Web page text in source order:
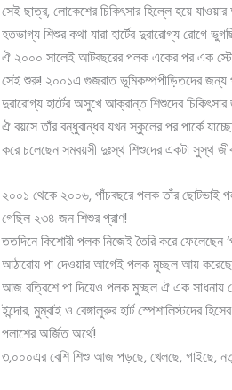
সেই ছাত্র, লোকেশের চিকিৎসার হিল্লে হয়ে
হতভাগ্য শিশুর কথা যারা হার্টের দুরারোগ্য রোগে
ঐ ২০০০ সালেই আটবছরের পলক একের পর এক
সেই শুরু! ২০০১এ গুজরাত ভূমিকম্পপীড়িতদের জন্য
দুরারোগ্য হার্টের অসুখে আক্রান্ত শিশুদের
ঐ বয়সে তাঁর বন্ধুবান্ধব যখন স্কুলের পর পার্কে
করে চলেছেন সমবয়সী দুঃস্থ শিশুদের একটা সুস্থ
২০০১ থেকে ২০০৬, পাঁচবছরে পলক তাঁর ছোটভাই
গেছিল ২৩৪ জন শিশুর প্রাণ!
ততদিনে কিশোরী পলক নিজেই তৈরি করে ফেলেছেন
আঠারোয় পা দেওয়ার আগেই পলক মুচ্ছল আয়
আজ বত্রিশে পা দিয়েও পলক মুচ্ছল ঐ এক সাধনায়
ইন্দোর, মুম্বাই ও বেঙ্গালুরুর হার্ট স্পেশালিস্টদের
পলাশের অর্জিত অর্থে!
৩,০০০এর বেশি শিশু আজ পড়ছে, খেলছে, গাইছে,